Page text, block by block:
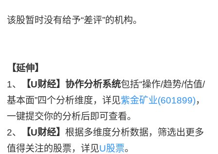
该股暂时没有给予“差评”的机构。
【延伸】
1、
【U财经】协作分析系统包括“操作/趋势/估值/
基本面”四个分析维度，详见紫金矿业(601899)，
一键提交你的分析后即可查看。
2、
【U财经】根据多维度分析数据，筛选出更多
值得关注的股票，详见U股票。